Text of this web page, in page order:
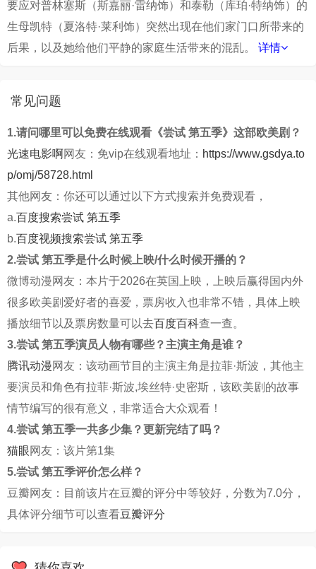
要应对普林塞斯（斯嘉丽·雷纳饰）和泰勒（库珀·特纳饰）的
生母凯特（夏洛特·莱利饰）突然出现在他们家门口所带来的
后果，以及她给他们平静的家庭生活带来的混乱。
详情
常见问题
1.请问哪里可以免费在线观看《尝试 第五季》这部欧美剧？
光速电影啊网友：免vip在线观看地址： https://www.gsdya.to
p/omj/58728.html
其他网友：你还可以通过以下方式搜索并免费观看，
a.百度搜索尝试 第五季
b.百度视频搜索尝试 第五季
2.尝试 第五季是什么时候上映/什么时候开播的？
微博动漫网友：本片于2026在英国上映，上映后赢得国内外
很多欧美剧爱好者的喜爱，票房收入也非常不错，具体上映
播放细节以及票房数量可以去百度百科查一查。
3.尝试 第五季演员人物有哪些？主演主角是谁？
腾讯动漫网友：该动画节目的主演主角是拉菲·斯波，其他主
要演员和角色有拉菲·斯波,埃丝特·史密斯，该欧美剧的故事
情节编写的很有意义，非常适合大众观看！
4.尝试 第五季一共多少集？更新完结了吗？
猫眼网友：该片第1集
5.尝试 第五季评价怎么样？
豆瓣网友：目前该片在豆瓣的评分中等较好，分数为7.0分，
具体评分细节可以查看豆瓣评分